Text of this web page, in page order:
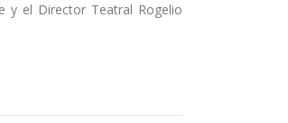
y el Director Teatral Rogelio